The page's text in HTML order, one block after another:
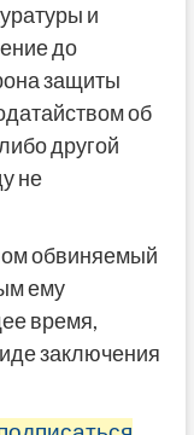
и
до
защиты
об
другой
не
обвиняемый
ему
время,
заключения